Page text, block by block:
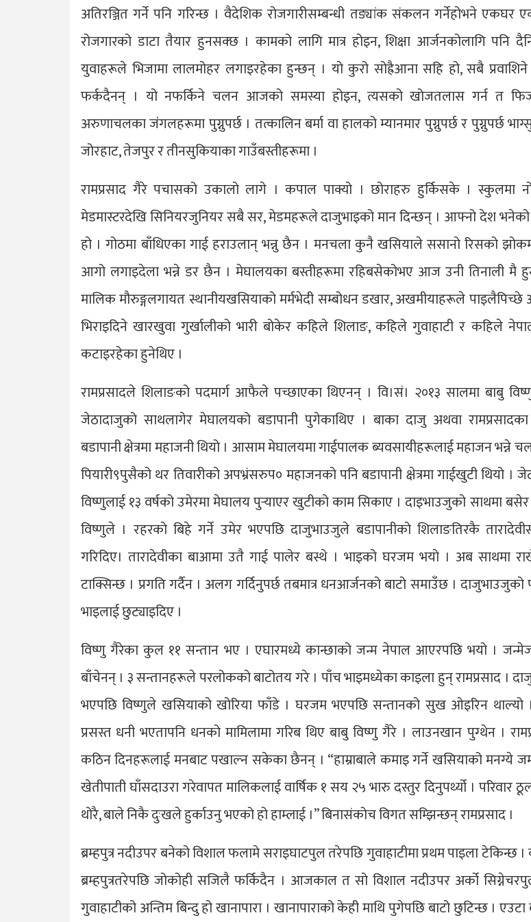
अतिरञ्जित गर्ने पनि गरिन्छ । वैदेशिक रोजगारीसम्बन्धी तङ्यांक संकलन गर्नेहोभने एकघर
रोजगारको डाटा तैयार हुनसक्छ । कामको लागि मात्र होइन, शिक्षा आर्जनकोलागि पनि
युवाहरूले भिजामा लालमोहर लगाइरहेका हुन्छन् । यो कुरो सोह्रैआना सहि हो, सबै
फर्कदैनन् । यो नफर्किने चलन आजको समस्या होइन, त्यसको खोजतलास गर्न त
अरुणाचलका जंंगलहरूमा पुग्नुपर्छ । तत्कालिन बर्मा वा हालको म्यानमार पुग्नुपर्छ र पुग्नुपर्छ
जोरहाट, तेजपुर र तीनसुकियाका गाउँबस्तीहरूमा ।
रामप्रसाद गैरे पचासको उकालो लागे । कपाल पाक्यो । छोराहरु हुर्किसके । स्कुलमा
मेडमास्टरदेखि सिनियरजुनियर सबै सर, मेडमहरूले दाजुभाइको मान दिन्छन् । आफ्नो देश
हो । गोठमा बाँधिएका गाई हराउलान् भन्नु छैन । मनचला कुनै खसियाले ससानो रिसको
आगो लगाइदेला भन्ने डर छैन । मेघालयका बस्तीहरूमा रहिबसेकोभए आज उनी तिनाली मै
मालिक मौरुङ्गलगायत स्थानीयखसियाको मर्मभेदी सम्बोधन डखार, अखमीयाहरूले पाइलैपिच्छे
भिराइदिने खारखुवा गुर्खालीको भारी बोकेर कहिले शिलाङ, कहिले गुवाहाटी र कहिले
कटाइरहेका हुनेथिए ।
रामप्रसादले शिलाङको पदमार्ग आफैले पच्छाएका थिएनन् । वि।सं। २०१३ सालमा बाबु
जेठादाजुको साथलागेर मेघालयको बडापानी पुगेकाथिए । बाका दाजु अथवा
बडापानी क्षेत्रमा महाजनी थियो । आसाम मेघालयमा गाईपालक ब्यवसायीहरूलाई महाजन भन्ने
पियारी९पुसैको थर तिवारीको अपभ्रंसरुप० महाजनको पनि बडापानी क्षेत्रमा गाईखुटी थियो ।
विष्णुलाई १३ वर्षको उमेरमा मेघालय पुर्‍याएर खुटीको काम सिकाए । दाइभाउजुको साथमा
विष्णुले । रहरको बिहे गर्ने उमेर भएपछि दाजुभाउजुले बडापानीको शिलाङतिरकै
गरिदिए। तारादेवीका बाआमा उतै गाई पालेर बस्थे । भाइको घरजम भयो । अब साथमा
टाक्सिन्छ । प्रगति गर्दैन । अलग गर्दिनुपर्छ तबमात्र धनआर्जनको बाटो समाउँछ । दाजुभाउजुको
भाइलाई छुट्याइदिए ।
विष्णु गैरेका कुल ११ सन्तान भए । एघारमध्ये कान्छाको जन्म नेपाल आएरपछि भयो ।
बाँचेनन् । ३ सन्तानहरूले परलोकको बाटोतय गरे । पाँच भाइमध्येका काइला हुन् रामप्रसाद ।
भएपछि विष्णुले खसियाको खोरिया फाँडे । घरजम भएपछि सन्तानको सुख ओइरिन थाल्यो
प्रसस्त धनी भएतापनि धनको मामिलामा गरिब थिए बाबु विष्णु गैरे । लाउनखान पुग्थेन ।
कठिन दिनहरूलाई मनबाट पखाल्न सकेका छैनन् । “हाम्राबाले कमाइ गर्ने खसियाको मनग्ये
खेतीपाती घाँसदाउरा गरेवापत मालिकलाई वार्षिक १ सय २५ भारु दस्तुर दिनुपर्थ्यो । परिवार
थोरै, बाले निकै दुःखले हुर्काउनु भएको हो हाम्लाई ।” बिनासंकोच विगत सम्झिन्छन् रामप्रसाद ।
ब्रम्हपुत्र नदीउपर बनेको विशाल फलामे सराइघाटपुल तरेपछि गुवाहाटीमा प्रथम पाइला टेकिन्छ
ब्रम्हपुत्रतरेपछि जोकोही सजिलै फर्किदैन । आजकाल त सो विशाल नदीउपर अर्को
गुवाहाटीको अन्तिम बिन्दु हो खानापारा । खानापाराको केही माथि पुगेपछि बाटो छुटिन्छ । एउटा